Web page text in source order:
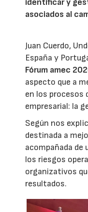
identificar y
asociados al
Juan Cuerdo,
España y
Fórum amec
aspecto que a
en los procesos
empresarial: la
Según nos
destinada a
acompañada de
los riesgos
organizativos
resultados.